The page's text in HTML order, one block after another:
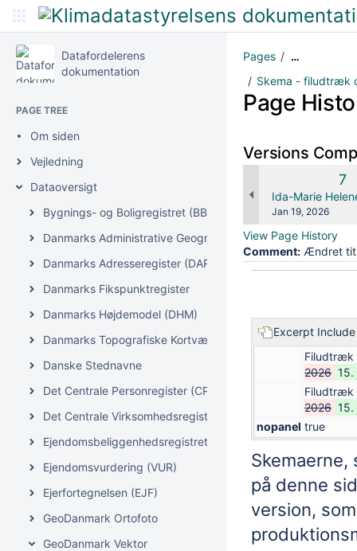
Datafordelerens
dokumentation
PAGE TREE
Om siden
Vejledning
Dataoversigt
Bygnings- og Boligregistret (BBR)
Danmarks Administrative Geografiske Inddeling (DAGI)
Danmarks Adresseregister (DAR)
Danmarks Fikspunktregister
Danmarks Højdemodel (DHM)
Danmarks Topografiske Kortværk (DTK)
Danske Stednavne
Det Centrale Personregister (CPR)
Det Centrale Virksomhedsregister (CVR)
Ejendomsbeliggenhedsregistret (EBR)
Ejendomsvurdering (VUR)
Ejerfortegnelsen (EJF)
GeoDanmark Ortofoto
GeoDanmark Vektor
Pages …
Skema - filudtræk
Page
Versions
7
Ida-Marie
Saved
Jan 19, 2026
View Page History
Comment: Ændret
Excerpt Include
Filudtræk
2026 15.
Filudtræk
2026 15.
nopanel true
på denne
version,